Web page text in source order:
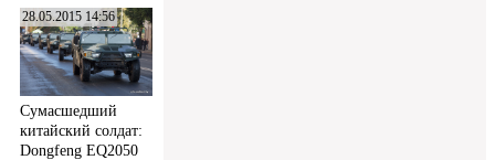
28.05.2015 14:56
Сумасшедший
китайский солдат:
Dongfeng EQ2050